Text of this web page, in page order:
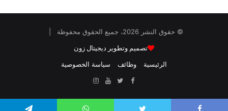
© حقوق النشر 2026، جميع الحقوق محفوظة |
تصميم وتطوير ديجيتال زون
الرئيسية وظائف سياسة الخصوصية